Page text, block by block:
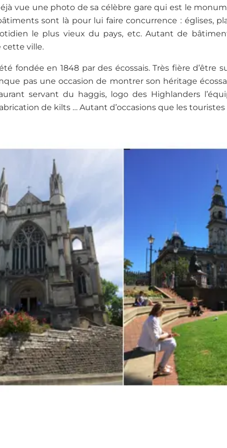
vue une photo de sa célèbre gare qui est le
sont là pour lui faire concurrence : églises,
le plus vieux du pays, etc. Autant de
cette ville.
fondée en 1848 par des écossais. Très fière d’être
pas une occasion de montrer son héritage
servant du haggis, logo des Highlanders
de kilts … Autant d’occasions que les